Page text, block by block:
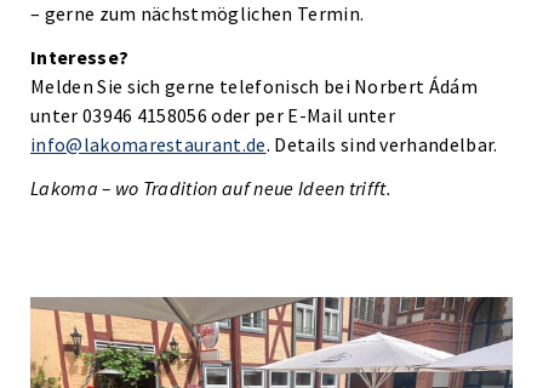
– gerne zum nächstmöglichen Termin.
Interesse?
Melden Sie sich gerne telefonisch bei Norbert Ádám
unter 03946 4158056 oder per E-Mail unter
info@lakomarestaurant.de. Details sind verhandelbar.
Lakoma – wo Tradition auf neue Ideen trifft.